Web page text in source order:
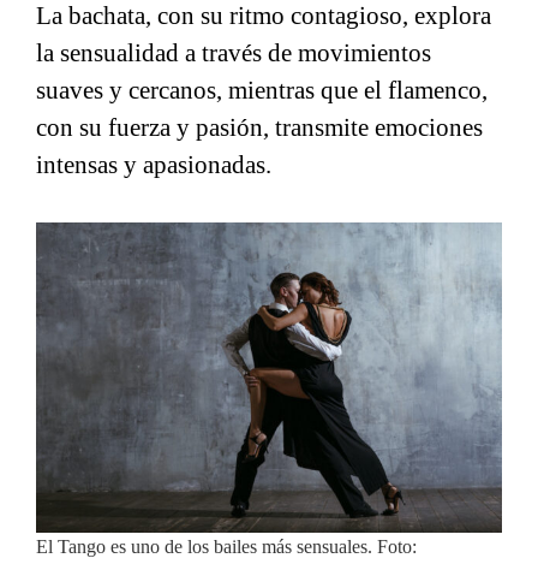
La bachata, con su ritmo contagioso, explora
la sensualidad a través de movimientos
suaves y cercanos, mientras que el flamenco,
con su fuerza y ​​pasión, transmite emociones
intensas y apasionadas.
El Tango es uno de los bailes más sensuales. Foto: